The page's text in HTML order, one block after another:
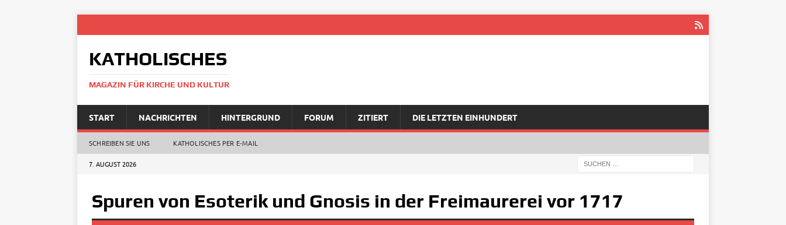
KATHOLISCHES
MAGAZIN FÜR KIRCHE UND KULTUR
START NACHRICHTEN HINTERGRUND FORUM ZITIERT DIE LETZTEN EINHUNDERT
SCHREIBEN SIE UNS KATHOLISCHES PER E‑MAIL
7. AUGUST 2026
Spuren von Esoterik und Gnosis in der Freimaurerei vor 1717